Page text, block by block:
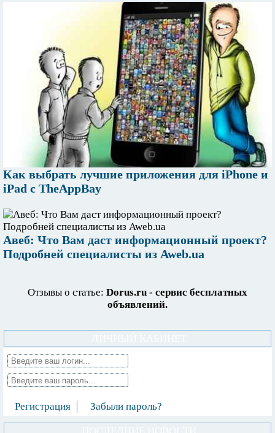
Как выбрать лучшие приложения для iPhone и
iPad с TheAppBay
Авеб: Что Вам даст информационный проект?
Подробней специалисты из Aweb.ua
Отзывы о статье: Dorus.ru - сервис бесплатных
объявлений.
Регистрация Забыли пароль?